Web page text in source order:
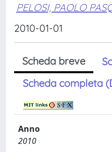
PELOSI, PAOLO
2010-01-01
Scheda breve
Scheda completa
Anno
2010